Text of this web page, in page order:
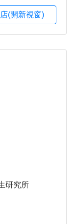
(開新視窗)
研究所